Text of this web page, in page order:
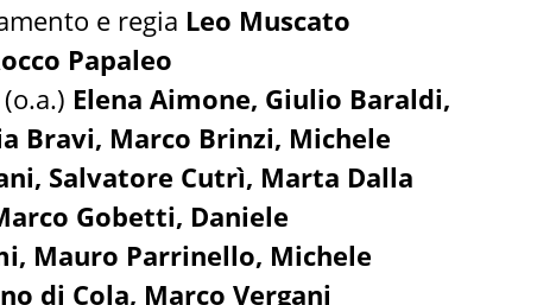
e regia Leo Muscato
Papaleo
Elena Aimone, Giulio Baraldi,
Bravi, Marco Brinzi, Michele
Salvatore Cutrì, Marta Dalla
Gobetti, Daniele
Mauro Parrinello, Michele
di Cola, Marco Vergani